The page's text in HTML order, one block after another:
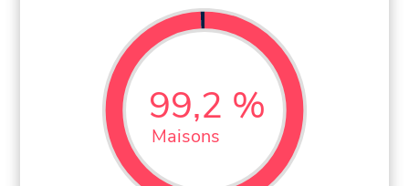
99,2 %
Maisons